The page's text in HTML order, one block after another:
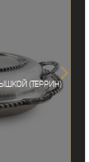
(Террин)